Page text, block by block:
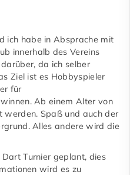
ich habe in Absprache mit
innerhalb des Vereins
da ich selber
Ziel ist es Hobbyspieler
für
Ab einem Alter von
werden. Spaß und auch der
Alles andere wird die
Turnier geplant, dies
wird es zu